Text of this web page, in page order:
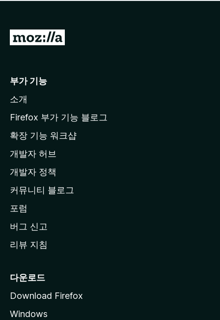
점
습
니
M
l
a
페
이
지
이
동
부가 기능
소개
Firefox 부가 기능 블로그
확장 기능 워크샵
개발자 허브
개발자 정책
커뮤니티 블로그
포럼
버그 신고
리뷰 지침
다운로드
Download Firefox
Windows